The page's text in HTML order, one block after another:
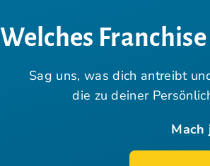
Welches Franchise
Sag uns, was dich antreibt
die zu deiner
Mach